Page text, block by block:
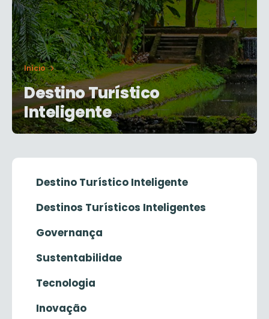
Início
Destino Turístico
Inteligente
Destino Turístico Inteligente
Destinos Turísticos Inteligentes
Governança
Sustentabilidae
Tecnologia
Inovação